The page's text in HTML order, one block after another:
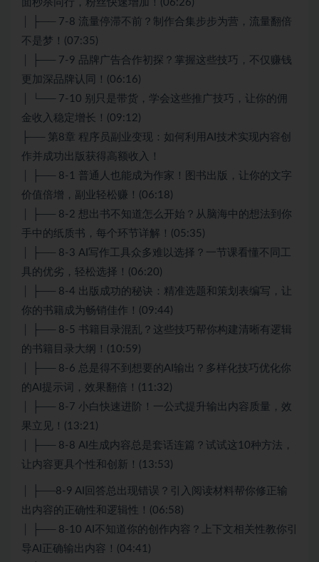
面秒杀同行，粉丝快速增加！(06:26)
│ ├── 7-8 流量停滞不前？制作合集步步为营，流量翻倍
不是梦！(07:35)
│ ├── 7-9 品牌广告合作初探？掌握这些技巧，不仅赚钱
更加深品牌认同！(06:16)
│ └── 7-10 别只是带货，学会这些推广技巧，让你的佣
金收入稳定增长！(09:12)
├── 第8章 程序员副业变现：如何利用AI技术实现内容创
作并成功出版获得高额收入！
│ ├── 8-1 普通人也能成为作家！图书出版，让你的文字
价值倍增，副业轻松赚！(06:18)
│ ├── 8-2 想出书不知道怎么开始？从脑海中的想法到你
手中的纸质书，每个环节详解！(05:35)
│ ├── 8-3 AI写作工具众多难以选择？一节课看懂不同工
具的优劣，轻松选择！(06:20)
│ ├── 8-4 出版成功的秘诀：精准选题和策划表编写，让
你的书籍成为畅销佳作！(09:44)
│ ├── 8-5 书籍目录混乱？这些技巧帮你构建清晰有逻辑
的书籍目录大纲！(10:59)
│ ├── 8-6 总是得不到想要的AI输出？多样化技巧优化你
的AI提示词，效果翻倍！(11:32)
│ ├── 8-7 小白快速进阶！一公式提升输出内容质量，效
果立见！(13:21)
│ ├── 8-8 AI生成内容总是套话连篇？试试这10种方法，
让内容更具个性和创新！(13:53)
│ ├──8-9 AI回答总出现错误？引入阅读材料帮你修正输
出内容的正确性和逻辑性！(06:58)
│ ├── 8-10 AI不知道你的创作内容？上下文相关性教你引
导AI正确输出内容！(04:41)